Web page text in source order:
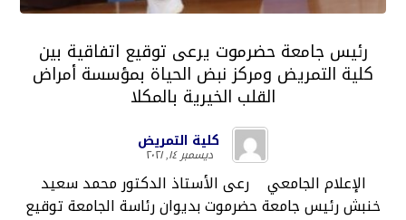
رئيس جامعة حضرموت يرعى توقيع اتفاقية بين
كلية التمريض ومركز نبض الحياة بمؤسسة أمراض
القلب الخيرية بالمكلا
كلية التمريض
ديسمبر ١٤, ٢٠٢١
الإعلام الجامعي رعى الأستاذ الدكتور محمد سعيد
خنبش رئيس جامعة حضرموت بديوان رئاسة الجامعة توقيع